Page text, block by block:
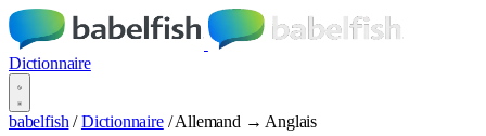
Dictionnaire
babelfish / Dictionnaire / Allemand → Anglais